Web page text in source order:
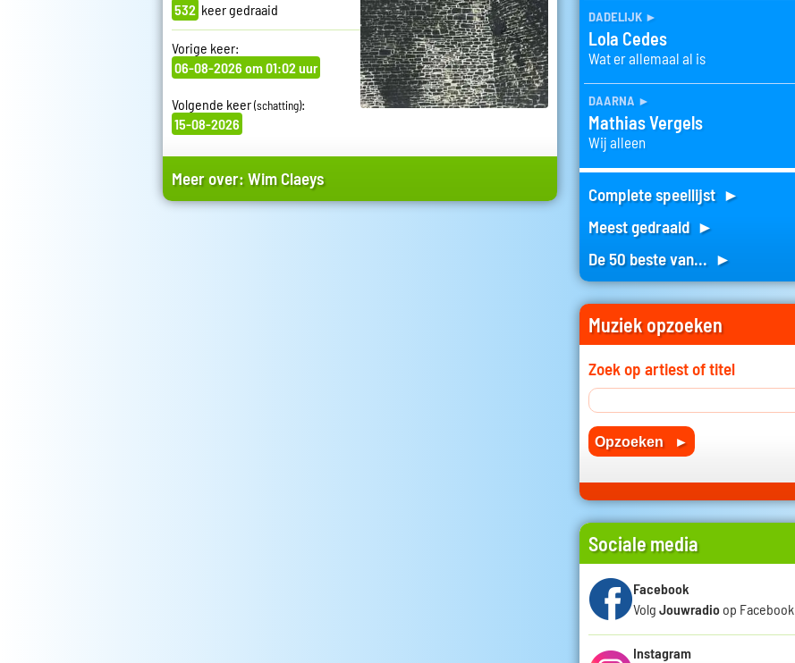
532 keer gedraaid
Vorige keer:
06-08-2026 om 01:02 uur
Volgende keer(schatting):
15-08-2026
Meer over:Wim Claeys
dadelijk ►
Lola Cedes
Wat er allemaal al is
daarna ►
Mathias Vergels
Wij alleen
Complete speellijst ►
Meest gedraaid ►
De 50 beste van... ►
Muziek opzoeken
Zoek op artiest of titel
Sociale media
Facebook
Volg Jouwradio op Facebook
Instagram